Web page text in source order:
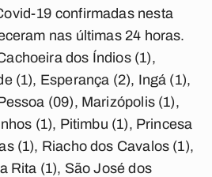
19 confirmadas nesta
nas últimas 24 horas.
dos Índios (1),
(1), Esperança (2), Ingá (1),
(09), Marizópolis (1),
(1), Pitimbu (1), Princesa
(1), Riacho dos Cavalos (1),
Rita (1), São José dos